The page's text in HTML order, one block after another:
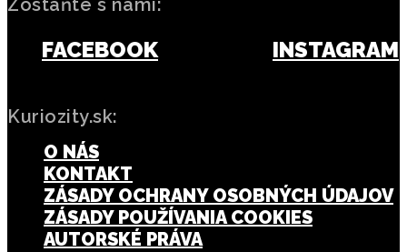
Zostaňte s nami:
FACEBOOK INSTAGRAM
Kuriozity.sk:
O NÁS
KONTAKT
ZÁSADY OCHRANY OSOBNÝCH ÚDAJOV
ZÁSADY POUŽÍVANIA COOKIES
AUTORSKÉ PRÁVA